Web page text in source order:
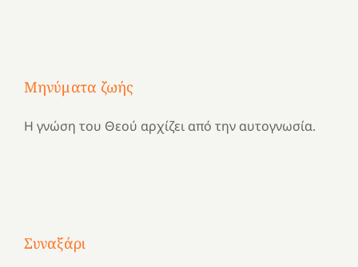
Μηνύματα ζωής
Η γνώση του Θεού αρχίζει από την αυτογνωσία.
Συναξάρι
τραγούδι